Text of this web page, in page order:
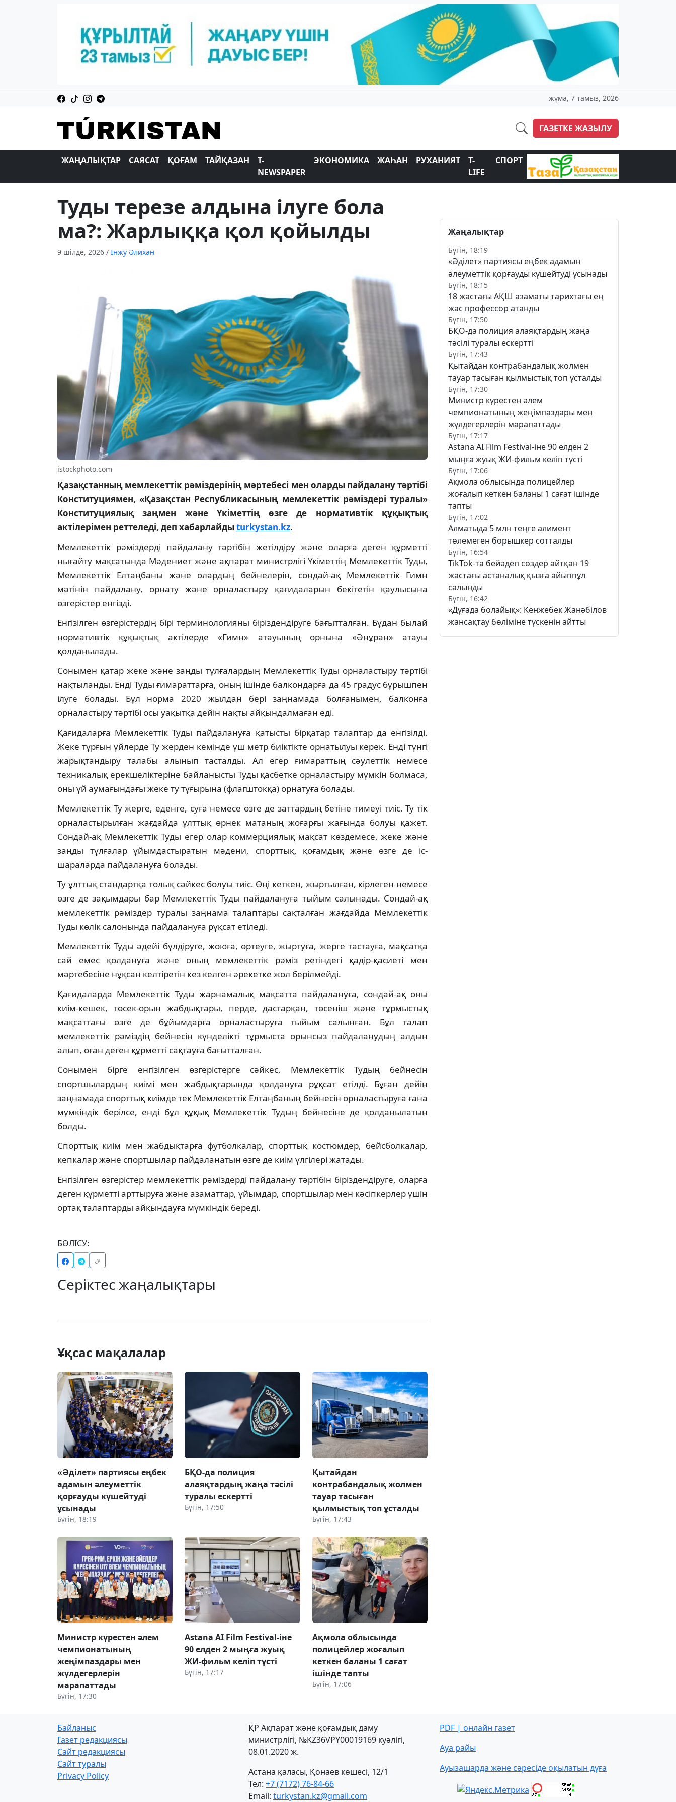
жұма, 7 тамыз, 2026
ГАЗЕТКЕ ЖАЗЫЛУ
ЖАҢАЛЫҚТАР САЯСАТ ҚОҒАМ ТАЙҚАЗАН
T-
NEWSPAPER
ЭКОНОМИКА ЖАҺАН РУХАНИЯТ
T-
LIFE
СПОРТ
Туды терезе алдына ілуге бола
ма?: Жарлыққа қол қойылды
9 шілде, 2026 / Інжу Әлихан
istockphoto.com
Қазақстанның мемлекеттік рәміздерінің мәртебесі мен оларды пайдалану тәртібі
Конституциямен, «Қазақстан Республикасының мемлекеттік рәміздері туралы»
Конституциялық заңмен және Үкіметтің өзге де нормативтік құқықтық
актілерімен реттеледі, деп хабарлайдыturkystan.kz.
Мемлекеттік рәміздерді пайдалану тәртібін жетілдіру және оларға деген құрметті
нығайту мақсатында Мәдениет және ақпарат министрлігі Үкіметтің Мемлекеттік Туды,
Мемлекеттік Елтаңбаны және олардың бейнелерін, сондай-ақ Мемлекеттік Гимн
мәтінін пайдалану, орнату және орналастыру қағидаларын бекітетін қаулысына
өзгерістер енгізді.
Енгізілген өзгерістердің бірі терминологияны біріздендіруге бағытталған. Бұдан былай
нормативтік құқықтық актілерде «Гимн» атауының орнына «Әнұран» атауы
қолданылады.
Сонымен қатар жеке және заңды тұлғалардың Мемлекеттік Туды орналастыру тәртібі
нақтыланды. Енді Туды ғимараттарға, оның ішінде балкондарға да 45 градус бұрышпен
ілуге болады. Бұл норма 2020 жылдан бері заңнамада болғанымен, балконға
орналастыру тәртібі осы уақытқа дейін нақты айқындалмаған еді.
Қағидаларға Мемлекеттік Туды пайдалануға қатысты бірқатар талаптар да енгізілді.
Жеке тұрғын үйлерде Ту жерден кемінде үш метр биіктікте орнатылуы керек. Енді түнгі
жарықтандыру талабы алынып тасталды. Ал егер ғимараттың сәулеттік немесе
техникалық ерекшеліктеріне байланысты Туды қасбетке орналастыру мүмкін болмаса,
оны үй аумағындағы жеке ту тұғырына (флагштокқа) орнатуға болады.
Мемлекеттік Ту жерге, еденге, суға немесе өзге де заттардың бетіне тимеуі тиіс. Ту тік
орналастырылған жағдайда ұлттық өрнек матаның жоғарғы жағында болуы қажет.
Сондай-ақ Мемлекеттік Туды егер олар коммерциялық мақсат көздемесе, жеке және
заңды тұлғалар ұйымдастыратын мәдени, спорттық, қоғамдық және өзге де іс-
шараларда пайдалануға болады.
Ту ұлттық стандартқа толық сәйкес болуы тиіс. Өңі кеткен, жыртылған, кірлеген немесе
өзге де зақымдары бар Мемлекеттік Туды пайдалануға тыйым салынады. Сондай-ақ
мемлекеттік рәміздер туралы заңнама талаптары сақталған жағдайда Мемлекеттік
Туды көлік салонында пайдалануға рұқсат етіледі.
Мемлекеттік Туды әдейі бүлдіруге, жоюға, өртеуге, жыртуға, жерге тастауға, мақсатқа
сай емес қолдануға және оның мемлекеттік рәміз ретіндегі қадір-қасиеті мен
мәртебесіне нұқсан келтіретін кез келген әрекетке жол берілмейді.
Қағидаларда Мемлекеттік Туды жарнамалық мақсатта пайдалануға, сондай-ақ оны
киім-кешек, төсек-орын жабдықтары, перде, дастарқан, төсеніш және тұрмыстық
мақсаттағы өзге де бұйымдарға орналастыруға тыйым салынған. Бұл талап
мемлекеттік рәміздің бейнесін күнделікті тұрмыста орынсыз пайдаланудың алдын
алып, оған деген құрметті сақтауға бағытталған.
Сонымен бірге енгізілген өзгерістерге сәйкес, Мемлекеттік Тудың бейнесін
спортшылардың киімі мен жабдықтарында қолдануға рұқсат етілді. Бұған дейін
заңнамада спорттық киімде тек Мемлекеттік Елтаңбаның бейнесін орналастыруға ғана
мүмкіндік берілсе, енді бұл құқық Мемлекеттік Тудың бейнесіне де қолданылатын
болды.
Спорттық киім мен жабдықтарға футболкалар, спорттық костюмдер, бейсболкалар,
кепкалар және спортшылар пайдаланатын өзге де киім үлгілері жатады.
Енгізілген өзгерістер мемлекеттік рәміздерді пайдалану тәртібін біріздендіруге, оларға
деген құрметті арттыруға және азаматтар, ұйымдар, спортшылар мен кәсіпкерлер үшін
ортақ талаптарды айқындауға мүмкіндік береді.
БӨЛІСУ:
Серіктес жаңалықтары
Ұқсас мақалалар
«Әділет» партиясы еңбек
адамын әлеуметтік
қорғауды күшейтуді
ұсынады
Бүгін, 18:19
БҚО-да полиция
алаяқтардың жаңа тәсілі
туралы ескертті
Бүгін, 17:50
Қытайдан
контрабандалық жолмен
тауар тасыған
қылмыстық топ ұсталды
Бүгін, 17:43
Министр күрестен әлем
чемпионатының
жеңімпаздары мен
жүлдегерлерін
марапаттады
Бүгін, 17:30
Astana AI Film Festival-іне
90 елден 2 мыңға жуық
ЖИ-фильм келіп түсті
Бүгін, 17:17
Ақмола облысында
полицейлер жоғалып
кеткен баланы 1 сағат
ішінде тапты
Бүгін, 17:06
Жаңалықтар
Бүгін, 18:19
«Әділет» партиясы еңбек адамын
әлеуметтік қорғауды күшейтуді ұсынады
Бүгін, 18:15
18 жастағы АҚШ азаматы тарихтағы ең
жас профессор атанды
Бүгін, 17:50
БҚО-да полиция алаяқтардың жаңа
тәсілі туралы ескертті
Бүгін, 17:43
Қытайдан контрабандалық жолмен
тауар тасыған қылмыстық топ ұсталды
Бүгін, 17:30
Министр күрестен әлем
чемпионатының жеңімпаздары мен
жүлдегерлерін марапаттады
Бүгін, 17:17
Astana AI Film Festival-іне 90 елден 2
мыңға жуық ЖИ-фильм келіп түсті
Бүгін, 17:06
Ақмола облысында полицейлер
жоғалып кеткен баланы 1 сағат ішінде
тапты
Бүгін, 17:02
Алматыда 5 млн теңге алимент
төлемеген борышкер сотталды
Бүгін, 16:54
TikTok-та бейәдеп сөздер айтқан 19
жастағы астаналық қызға айыппұл
салынды
Бүгін, 16:42
«Дұғада болайық»: Кенжебек Жанәбілов
жансақтау бөліміне түскенін айтты
Байланыс
Газет редакциясы
Сайт редакциясы
Сайт туралы
Privacy Policy
ҚР Ақпарат және қоғамдық даму
министрлігі, №KZ36VPY00019169 куәлігі,
08.01.2020 ж.
Астана қаласы, Қонаев көшесі, 12/1
Тел: +7 (7172) 76-84-66
Email: turkystan.kz@gmail.com
PDF | онлайн газет
Ауа райы
Ауызашарда және сәресіде оқылатын дұға